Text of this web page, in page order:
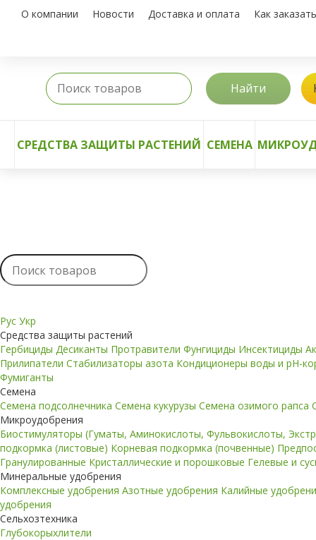
О компании Новости Доставка и оплата Как заказать
Найти
СРЕДСТВА ЗАЩИТЫ РАСТЕНИЙ СЕМЕНА
Рус Укр
Средства защиты растений
Гербициды Десиканты Протравители Фунгициды Инсектициды
Прилипатели Стабилизаторы азота Кондиционеры воды и pH-
Фумиганты
Семена
Семена подсолнечника Семена кукурузы Семена озимого рапса
Микроудобрения
Биостимуляторы (Гуматы, Аминокислоты, Фульвокислоты,
подкормка (листовые) Корневая подкормка (почвенные)
Гранулированные Кристаллические и порошковые Гелевые и
Минеральные удобрения
Комплексные удобрения Азотные удобрения Калийные
удобрения
Сельхозтехника
Глубокорыхлители